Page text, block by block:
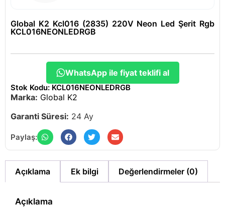
Global K2 Kcl016 (2835) 220V Neon Led Şerit Rgb
KCL016NEONLEDRGB
WhatsApp ile fiyat teklifi al
Stok Kodu: KCL016NEONLEDRGB
Marka: Global K2
Garanti Süresi: 24 Ay
Paylaş:
Açıklama Ek bilgi Değerlendirmeler (0)
Açıklama